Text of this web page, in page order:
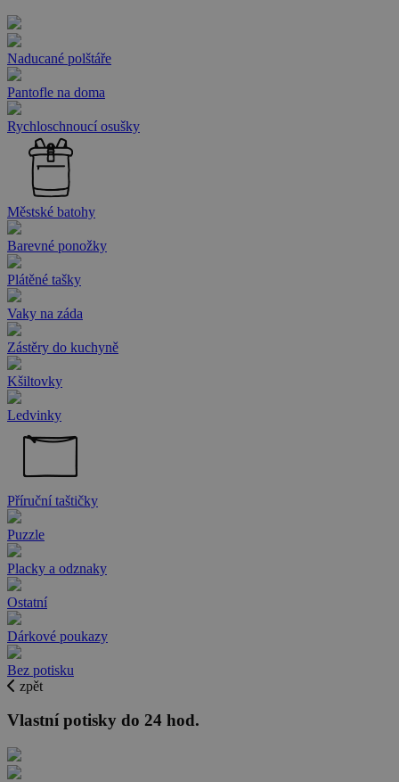
Naducané polštáře
Pantofle na doma
Rychloschnoucí osušky
Městské batohy
Barevné ponožky
Plátěné tašky
Vaky na záda
Zástěry do kuchyně
Kšiltovky
Ledvinky
Příruční taštičky
Puzzle
Placky a odznaky
Ostatní
Dárkové poukazy
Bez potisku
zpět
Vlastní potisky do 24 hod.